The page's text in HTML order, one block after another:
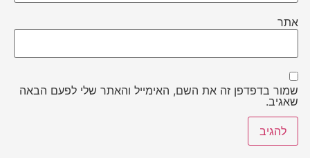
אתר
שמור בדפדפן זה את השם, האימייל והאתר שלי לפעם הבאה
שאגיב.